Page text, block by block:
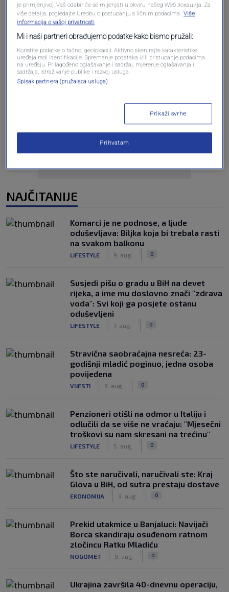
NAJČITANIJE
Komarci je ne podnose, a ljude
oduševljava: Biljka koja bi trebala rasti
na svakom balkonu
LIFESTYLE 9. aug. 0
Susjedi pišu o gradu u BiH na devet
rijeka, a ime mu doslovno znači "zdrava
voda": Svi koji ga posjete ostanu
oduševljeni
LIFESTYLE 7. aug. 0
Stravična saobraćajna nesreća: 23-
godišnji mladić poginuo, jedna osoba
povijeđena
VIJESTI 9. aug. 0
Penzioneri otišli na odmor u Italiju i
odlučili da se više ne vraćaju: "Mjesečni
troškovi su nam skresani na trećinu"
LIFESTYLE 5. aug. 0
Što ste naručivali, naručivali ste: Kraj
Glova u BiH, od sutra prestaju dostave
EKONOMIJA 9. aug. 0
Prekid utakmice u Banjaluci: Navijači
Borca skandiraju osuđenom ratnom
zločincu Ratku Mladiću
NOGOMET 9. aug. 0
Ukrajina završila 40-dnevnu operaciju,
je primjenjivo]. Vaš odabir će se mijenjati u okviru našeg Wеб локација. Za
više detalja, pogledajte Uredbu o postupanju s ličnim podacima. Više
informacija o vašoj privatnosti
Mi i naši partneri obrađujemo podatke kako bismo pružali:
Koristite podatke o tačnoj geolokaciji. Aktivno skenirajte karakteristike
uređaja radi identifikacije. Spremanje podataka i/ili pristupanje podacima
na uređaju. Prilagođeno oglašavanje i sadržaj, mjerenje oglašavanja i
sadržaja, istraživanje publike i razvoj usluga.
Spisak partnera (pružalaca usluga)
Prikaži svrhe
Prihvatam